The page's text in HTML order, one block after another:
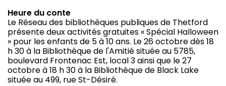
Heure du conte
Le Réseau des bibliothèques publiques de Thetford
présente deux activités gratuites « Spécial Halloween
» pour les enfants de 5 à 10 ans. Le 26 octobre dès 18
h 30 à la Bibliothèque de l'Amitié située au 5785,
boulevard Frontenac Est, local 3 ainsi que le 27
octobre à 18 h 30 à la Bibliothèque de Black Lake
située au 499, rue St-Désiré.